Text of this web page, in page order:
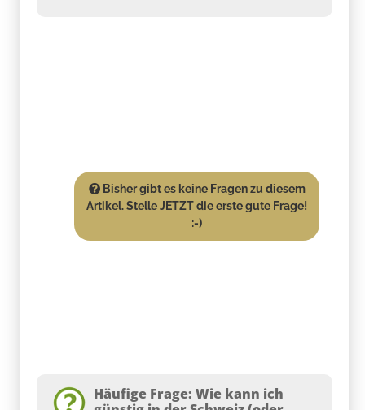
:-)
Ländern außerhalb der EU wie
UK, Türkei, Israel u.s.w.) bestellen?